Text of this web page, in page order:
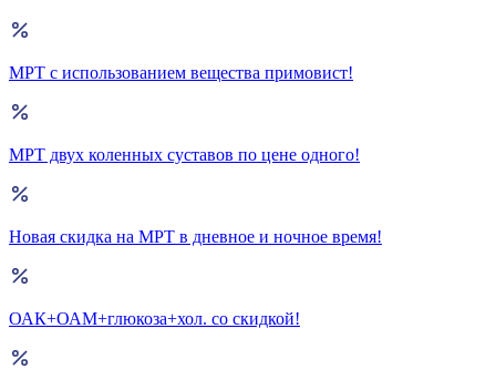
МРТ с использованием вещества примовист!
МРТ двух коленных суставов по цене одного!
Новая скидка на МРТ в дневное и ночное время!
ОАК+ОАМ+глюкоза+хол. со скидкой!